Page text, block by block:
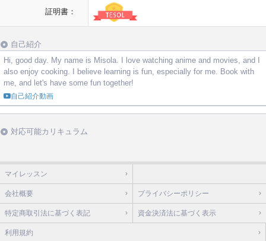
証明書：
自己紹介
Hi, good day. My name is Misola. I love watching anime and movies, and I
also enjoy cooking. I believe learning is fun, especially for me. Book with
me, and let's have some fun together!
自己紹介動画
対応可能カリキュラム
マイレッスン
会社概要 プライバシーポリシー
特定商取引法に基づく表記 資金決済法に基づく表示
利用規約